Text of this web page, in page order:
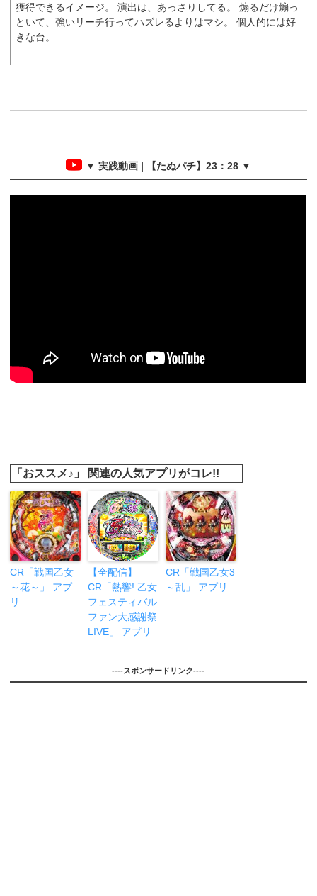
獲得できるイメージ。 演出は、あっさりしてる。 煽るだけ煽っ
といて、強いリーチ行ってハズレるよりはマシ。 個人的には好
きな台。
▼ 実践動画 | 【たぬパチ】23：28 ▼
「おススメ♪」 関連の人気アプリがコレ!!
CR「戦国乙女
～花～」 アプ
リ
【全配信】
CR「熱響! 乙女
フェスティバル
ファン大感謝祭
LIVE」 アプリ
CR「戦国乙女3
～乱」 アプリ
----スポンサードリンク----